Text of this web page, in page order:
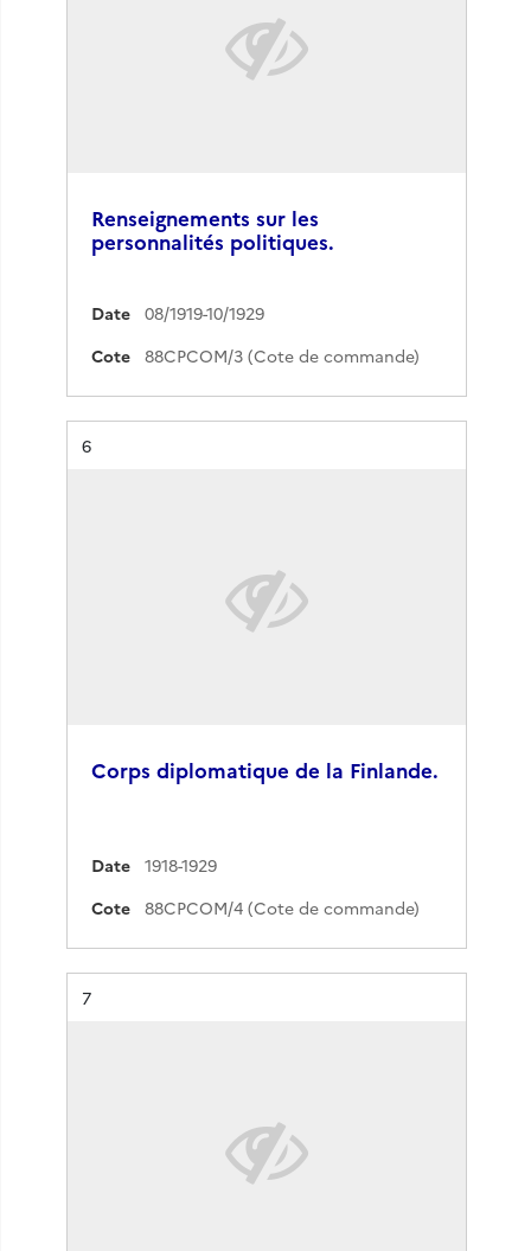
Renseignements sur les
personnalités politiques.
Date
08/1919-10/1929
Cote
88CPCOM/3 (Cote de commande)
Résultat n°
6
Corps diplomatique de la Finlande.
Date
1918-1929
Cote
88CPCOM/4 (Cote de commande)
Résultat n°
7